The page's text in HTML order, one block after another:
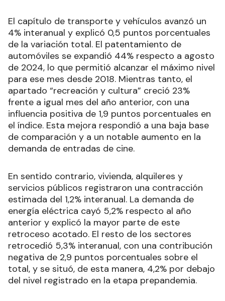
El capítulo de transporte y vehículos avanzó un
4% interanual y explicó 0,5 puntos porcentuales
de la variación total. El patentamiento de
automóviles se expandió 44% respecto a agosto
de 2024, lo que permitió alcanzar el máximo nivel
para ese mes desde 2018. Mientras tanto, el
apartado “recreación y cultura” creció 23%
frente a igual mes del año anterior, con una
influencia positiva de 1,9 puntos porcentuales en
el índice. Esta mejora respondió a una baja base
de comparación y a un notable aumento en la
demanda de entradas de cine.
En sentido contrario, vivienda, alquileres y
servicios públicos registraron una contracción
estimada del 1,2% interanual. La demanda de
energía eléctrica cayó 5,2% respecto al año
anterior y explicó la mayor parte de este
retroceso acotado. El resto de los sectores
retrocedió 5,3% interanual, con una contribución
negativa de 2,9 puntos porcentuales sobre el
total, y se situó, de esta manera, 4,2% por debajo
del nivel registrado en la etapa prepandemia.